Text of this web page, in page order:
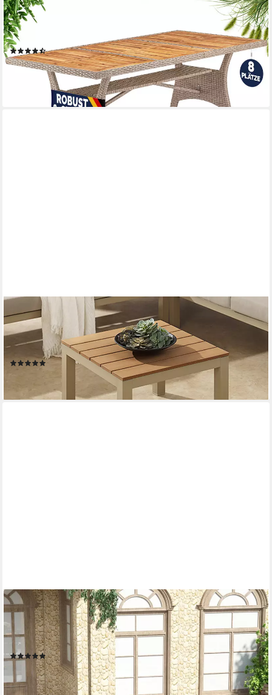
CASARIA
Gartentisch (1-St), Polyrattan mit Ablage FSC®- zertifiziertes
Akazienholz 190x90cm
(20)
199,95 €
lieferbar - in 3-4 Werktagen bei dir
RIESS-AMBIENTE
Gartentisch ORLANDO LOUNGE 60cm greige natur ·
wetterfester Outdoor-Beistelltisch (Einzelartikel, 1-St), Terrasse ·
Metall · Outdoor-Gartentisch · Balkon · Modern Design
lieferbar - in 3-4 Werktagen bei dir
OUTSUNNY
Gartentisch Aluminium Buffettisch mit Holz-Optik, Campingtisch
(Aluminiumtisch, 1-St., Esstisch), Natur+Schwarz 190 x 90 x 74
cm
(2)
206,99 € UVP406,90 €
-49%